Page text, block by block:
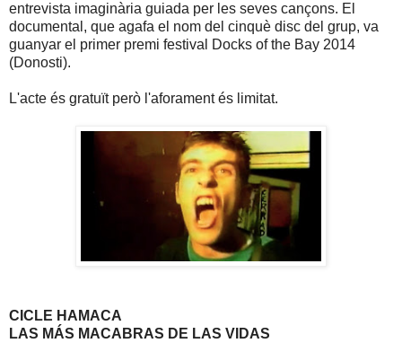
entrevista imaginària guiada per les seves cançons. El
documental, que agafa el nom del cinquè disc del grup, va
guanyar el primer premi festival Docks of the Bay 2014
(Donosti).
L'acte és gratuït però l'aforament és limitat.
CICLE HAMACA
LAS MÁS MACABRAS DE LAS VIDAS